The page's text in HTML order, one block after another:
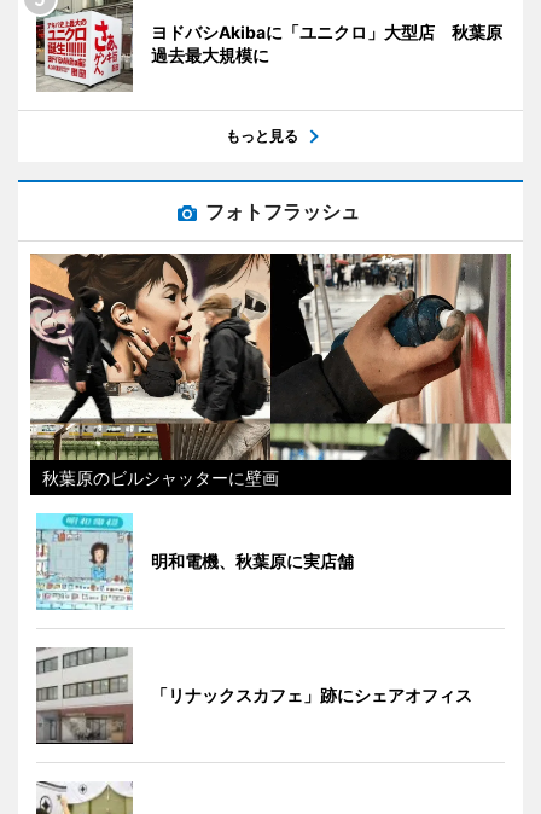
ヨドバシAkibaに「ユニクロ」大型店 秋葉原
過去最大規模に
もっと見る
フォトフラッシュ
秋葉原のビルシャッターに壁画
明和電機、秋葉原に実店舗
「リナックスカフェ」跡にシェアオフィス